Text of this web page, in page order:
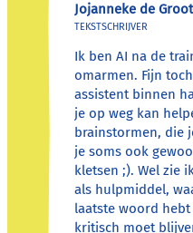
Jojanneke de
TEKSTSCHRIJVER
Ik ben AI na de
omarmen. Fijn
assistent binnen
je op weg kan
brainstormen, die
je soms ook
kletsen ;). Wel zie
als hulpmiddel,
laatste woord
kritisch moet